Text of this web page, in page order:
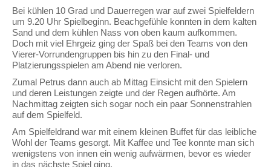
Bei kühlen 10 Grad und Dauerregen war auf zwei Spielfeldern
um 9.20 Uhr Spielbeginn. Beachgefühle konnten in dem kalten
Sand und dem kühlen Nass von oben kaum aufkommen.
Doch mit viel Ehrgeiz ging der Spaß bei den Teams von den
Vierer-Vorrundengruppen bis hin zu den Final- und
Platzierungsspielen am Abend nie verloren.
Zumal Petrus dann auch ab Mittag Einsicht mit den Spielern
und deren Leistungen zeigte und der Regen aufhörte. Am
Nachmittag zeigten sich sogar noch ein paar Sonnenstrahlen
auf dem Spielfeld.
Am Spielfeldrand war mit einem kleinen Buffet für das leibliche
Wohl der Teams gesorgt. Mit Kaffee und Tee konnte man sich
wenigstens von innen ein wenig aufwärmen, bevor es wieder
in das nächste Spiel ging.